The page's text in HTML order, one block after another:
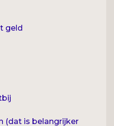
geld
(dat is belangrijker